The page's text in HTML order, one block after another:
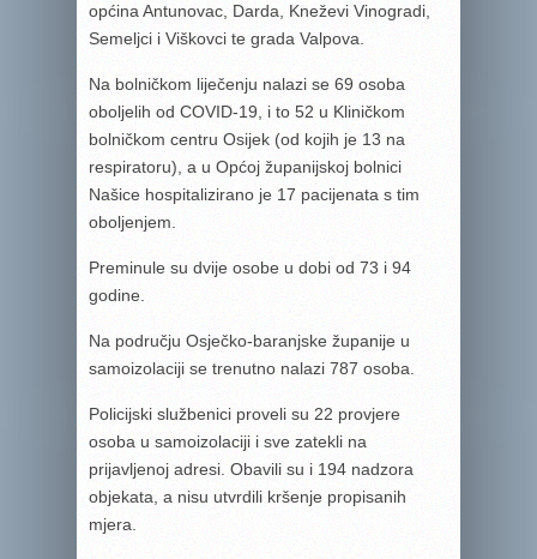
općina Antunovac, Darda, Kneževi Vinogradi,
Semeljci i Viškovci te grada Valpova.
Na bolničkom liječenju nalazi se 69 osoba
oboljelih od COVID-19, i to 52 u Kliničkom
bolničkom centru Osijek (od kojih je 13 na
respiratoru), a u Općoj županijskoj bolnici
Našice hospitalizirano je 17 pacijenata s tim
oboljenjem.
Preminule su dvije osobe u dobi od 73 i 94
godine.
Na području Osječko-baranjske županije u
samoizolaciji se trenutno nalazi 787 osoba.
Policijski službenici proveli su 22 provjere
osoba u samoizolaciji i sve zatekli na
prijavljenoj adresi. Obavili su i 194 nadzora
objekata, a nisu utvrdili kršenje propisanih
mjera.